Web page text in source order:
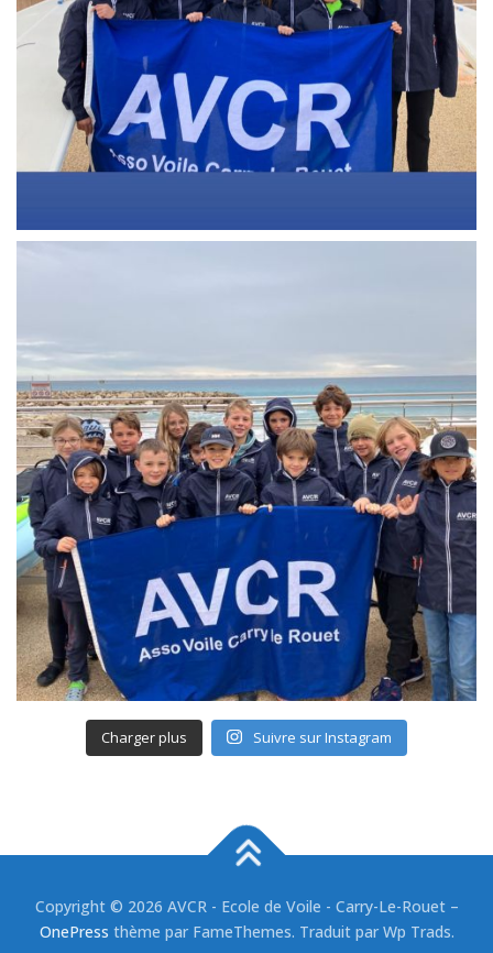
Charger plus Suivre sur Instagram
Copyright © 2026 AVCR - Ecole de Voile - Carry-Le-Rouet –
OnePress thème par FameThemes. Traduit par Wp Trads.